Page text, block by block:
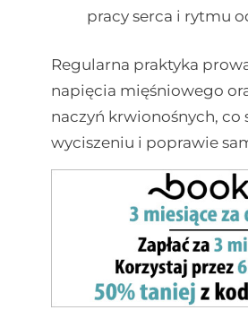
pracy serca i rytmu
Regularna praktyka
napięcia mięśniowego
naczyń krwionośnych,
wyciszeniu i poprawie